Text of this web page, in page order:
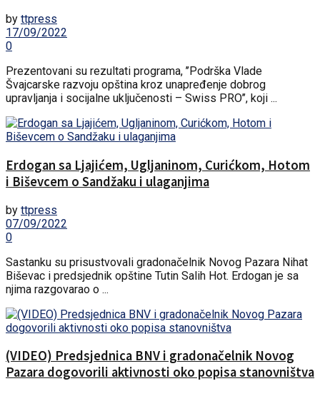
by ttpress
17/09/2022
0
Prezentovani su rezultati programa, ’’Podrška Vlade
Švajcarske razvoju opština kroz unapređenje dobrog
upravljanja i socijalne uključenosti – Swiss PRO’’, koji ...
Erdogan sa Ljajićem, Ugljaninom, Curićkom, Hotom
i Biševcem o Sandžaku i ulaganjima
by ttpress
07/09/2022
0
Sastanku su prisustvovali gradonačelnik Novog Pazara Nihat
Biševac i predsjednik opštine Tutin Salih Hot. Erdogan je sa
njima razgovarao o ...
(VIDEO) Predsjednica BNV i gradonačelnik Novog
Pazara dogovorili aktivnosti oko popisa stanovništva